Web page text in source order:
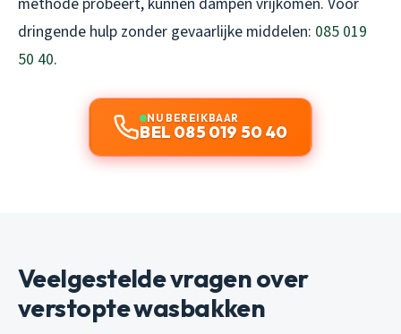
dringende hulp zonder gevaarlijke middelen: 085 019
50 40.
NU BEREIKBAAR
BEL 085 019 50 40
Veelgestelde vragen over
verstopte wasbakken